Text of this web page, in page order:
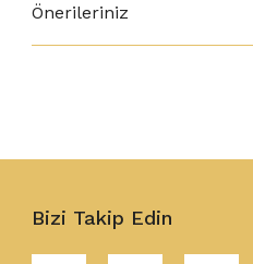
Önerileriniz
Bizi Takip Edin